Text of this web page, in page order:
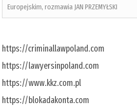
Europejskim, rozmawia JAN PRZEMYŁSKI
https://criminallawpoland.com
https://lawyersinpoland.com
https://www.kkz.com.pl
https://blokadakonta.com